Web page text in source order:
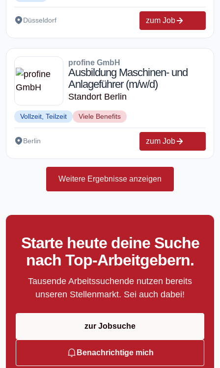
Düsseldorf zum Job
profine GmbH
Ausbildung Maschinen- und
Anlageführer (m/w/d)
Standort Berlin
Vollzeit, Teilzeit Viele Benefits
Berlin zum Job
Weitere Ergebnisse anzeigen
Starte heute deine Suche
nach Top-Arbeitgebern.
Tausende Arbeitssuchende nutzen bereits
unseren Stellenmarkt. Sei auch dabei!
zur Jobsuche
Benachrichtige mich